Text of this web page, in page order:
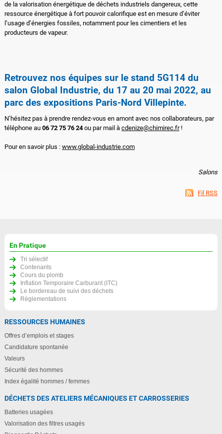
de la valorisation énergétique de déchets industriels dangereux, cette
ressource énergétique à fort pouvoir calorifique est en mesure d’éviter
l’usage d’énergies fossiles, notamment pour les cimentiers et les
producteurs de vapeur.
Retrouvez nos équipes sur le stand 5G114 du
salon Global Industrie, du 17 au 20 mai 2022, au
parc des expositions Paris-Nord Villepinte.
N’hésitez pas à prendre rendez-vous en amont avec nos collaborateurs, par
téléphone au 06 72 75 76 24ou par mail à cdenize@chimirec.fr!
Pour en savoir plus : www.global-industrie.com
Salons
Fil RSS
En Pratique
Tri sélectif
Contenants
Cours du plomb
Inflation Temporaire Carburant (ITC)
Le bordereau de suivi des déchets
Règlementations
RESSOURCES HUMAINES
Offres d’emplois et stages
Candidature spontanée
Valeurs
Sécurité des hommes
Index égalité hommes / femmes
DÉCHETS DES ATELIERS MÉCANIQUES ET CARROSSERIES
Batteries usagées
Valorisation des filtres usagés